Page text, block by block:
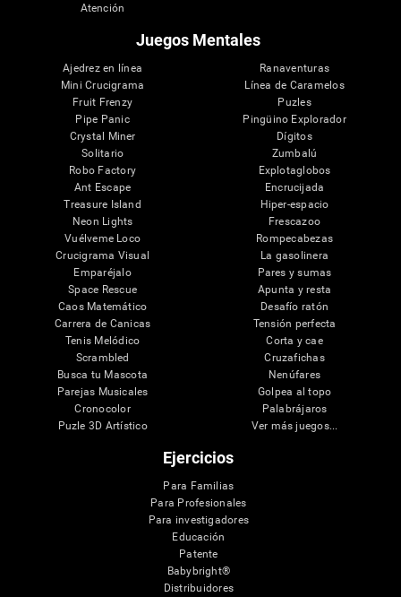
Atención
Juegos Mentales
Ajedrez en línea
Mini Crucigrama
Fruit Frenzy
Pipe Panic
Crystal Miner
Solitario
Robo Factory
Ant Escape
Treasure Island
Neon Lights
Vuélveme Loco
Crucigrama Visual
Emparéjalo
Space Rescue
Caos Matemático
Carrera de Canicas
Tenis Melódico
Scrambled
Busca tu Mascota
Parejas Musicales
Cronocolor
Puzle 3D Artístico
Ranaventuras
Línea de Caramelos
Puzles
Pingüino Explorador
Dígitos
Zumbalú
Explotaglobos
Encrucijada
Hiper-espacio
Frescazoo
Rompecabezas
La gasolinera
Pares y sumas
Apunta y resta
Desafío ratón
Tensión perfecta
Corta y cae
Cruzafichas
Nenúfares
Golpea al topo
Palabrájaros
Ver más juegos...
Ejercicios
Para Familias
Para Profesionales
Para investigadores
Educación
Patente
Babybright®
Distribuidores